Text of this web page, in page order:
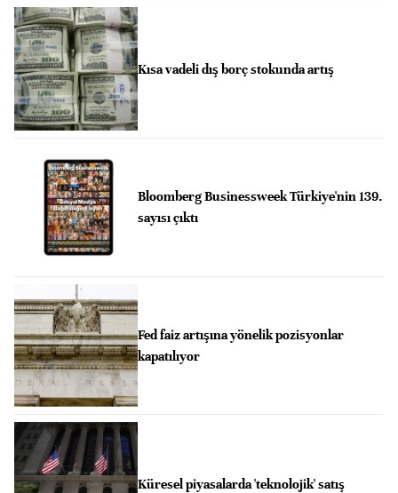
Kısa vadeli dış borç stokunda artış
Bloomberg Businessweek Türkiye'nin 139.
sayısı çıktı
Fed faiz artışına yönelik pozisyonlar
kapatılıyor
Küresel piyasalarda 'teknolojik' satış